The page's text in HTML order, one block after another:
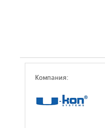
Компaния: